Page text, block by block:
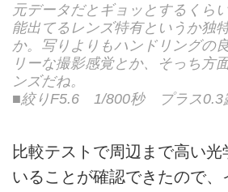
元データだとギョッとするくら
能出てるレンズ特有というか独
か。写りよりもハンドリングの
リーな撮影感覚とか、そっち方
ンズだね。
■絞りF5.6 1/800秒 プラス0.3
比較テストで周辺まで高い光
いることが確認できたので、